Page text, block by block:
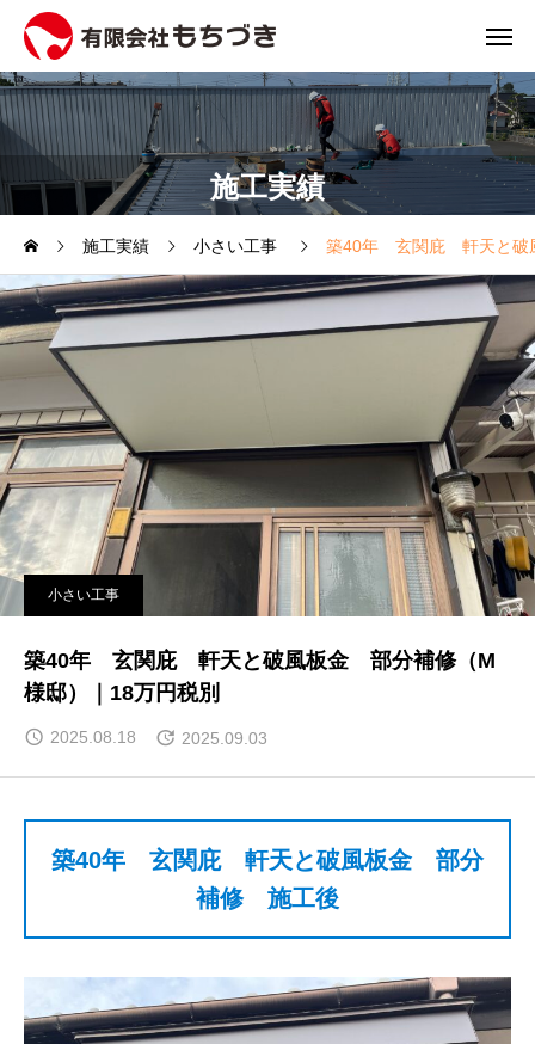
施工実績
施工実績 小さい工事 築40年 玄関庇 軒天と破
小さい工事
築40年 玄関庇 軒天と破風板金 部分補修（M
様邸）｜18万円税別
2025.08.18 2025.09.03
築40年 玄関庇 軒天と破風板金 部分
補修 施工後